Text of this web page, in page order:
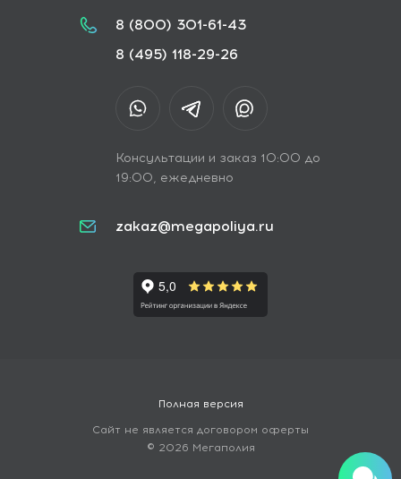
8 (800) 301-61-43
8 (495) 118-29-26
Консультации и заказ 10:00 до
19:00, ежедневно
zakaz@megapoliya.ru
Полная версия
Сайт не является договором оферты
© 2026 Мегаполия